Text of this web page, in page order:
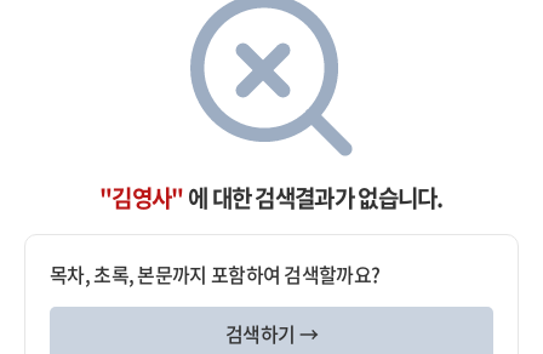
"김영사"에 대한 검색결과가 없습니다.
목차, 초록, 본문까지 포함하여 검색할까요?
검색하기 →